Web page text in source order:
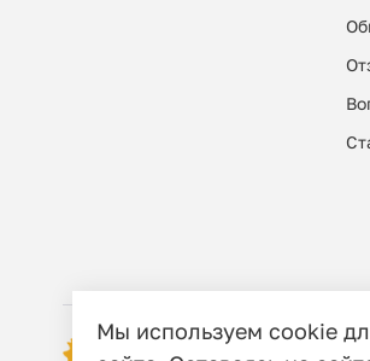
© 2006 - 2026
Мы используем cookie